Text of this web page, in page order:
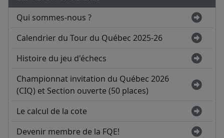
Qui sommes-nous ?
Calendrier du Tour du Québec 2025-26
Histoire du jeu d'échecs
Championnat invitation du Québec 2026
(CIQ) et Section ouverte (50 places)
Le calcul de la cote
Devenir membre de la FQE!